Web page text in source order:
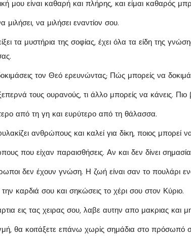
μου είναι καθαρή και πλήρης, και είμαι καθαρός
μιλήσει, να μιλήσει εναντίον σου.
τα μυστήρια της σοφίας, έχει όλα τα είδη της
τον Θεό ερευνώντας; Πώς μπορείς να
τους ουρανούς, τι άλλο μπορείς να κάνεις.
από τη γη και ευρύτερο από τη θάλασσα.
ανθρώπους και καλεί για δίκη, ποιος μπορεί
που είχαν παραισθήσεις. Αν και δεν δίνει
δεν έχουν γνώση. Η ζωή είναι σαν το πουλάρι
καρδιά σου και σηκώσεις το χέρι σου στον Κύριο.
εις τας χειρας σου, λαβε αυτην απο μακριας και
θα κοιτάξετε επάνω χωρίς σημάδια στο πρόσωπό